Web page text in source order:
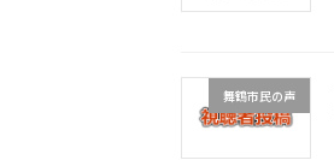
舞鶴市民の声